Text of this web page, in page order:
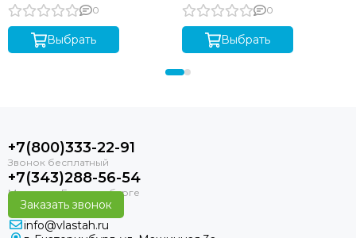
0
Выбрать
0
Выбрать
+7(800)333-22-91
+7(343)288-56-54
Заказать звонок
info@vlastah.ru